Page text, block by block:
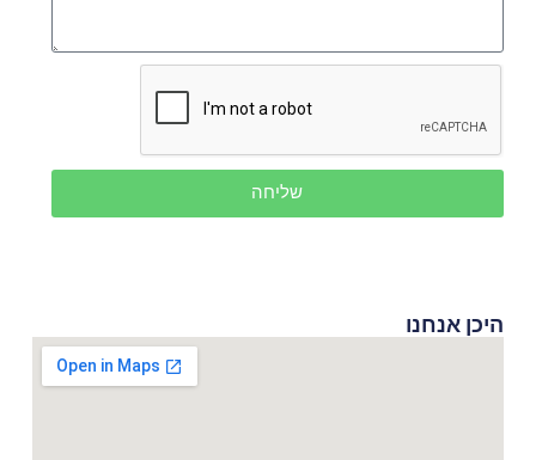
שליחה
היכן אנחנו